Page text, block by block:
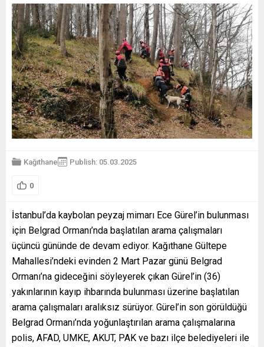
Kağıthane Publish: 05.03.2025
0
İstanbul’da kaybolan peyzaj mimarı Ece Gürel’in bulunması
için Belgrad Ormanı’nda başlatılan arama çalışmaları
üçüncü gününde de devam ediyor. Kağıthane Gültepe
Mahallesi’ndeki evinden 2 Mart Pazar günü Belgrad
Ormanı’na gideceğini söyleyerek çıkan Gürel’in (36)
yakınlarının kayıp ihbarında bulunması üzerine başlatılan
arama çalışmaları aralıksız sürüyor. Gürel’in son görüldüğü
Belgrad Ormanı’nda yoğunlaştırılan arama çalışmalarına
polis, AFAD, UMKE, AKUT, PAK ve bazı ilçe belediyeleri ile